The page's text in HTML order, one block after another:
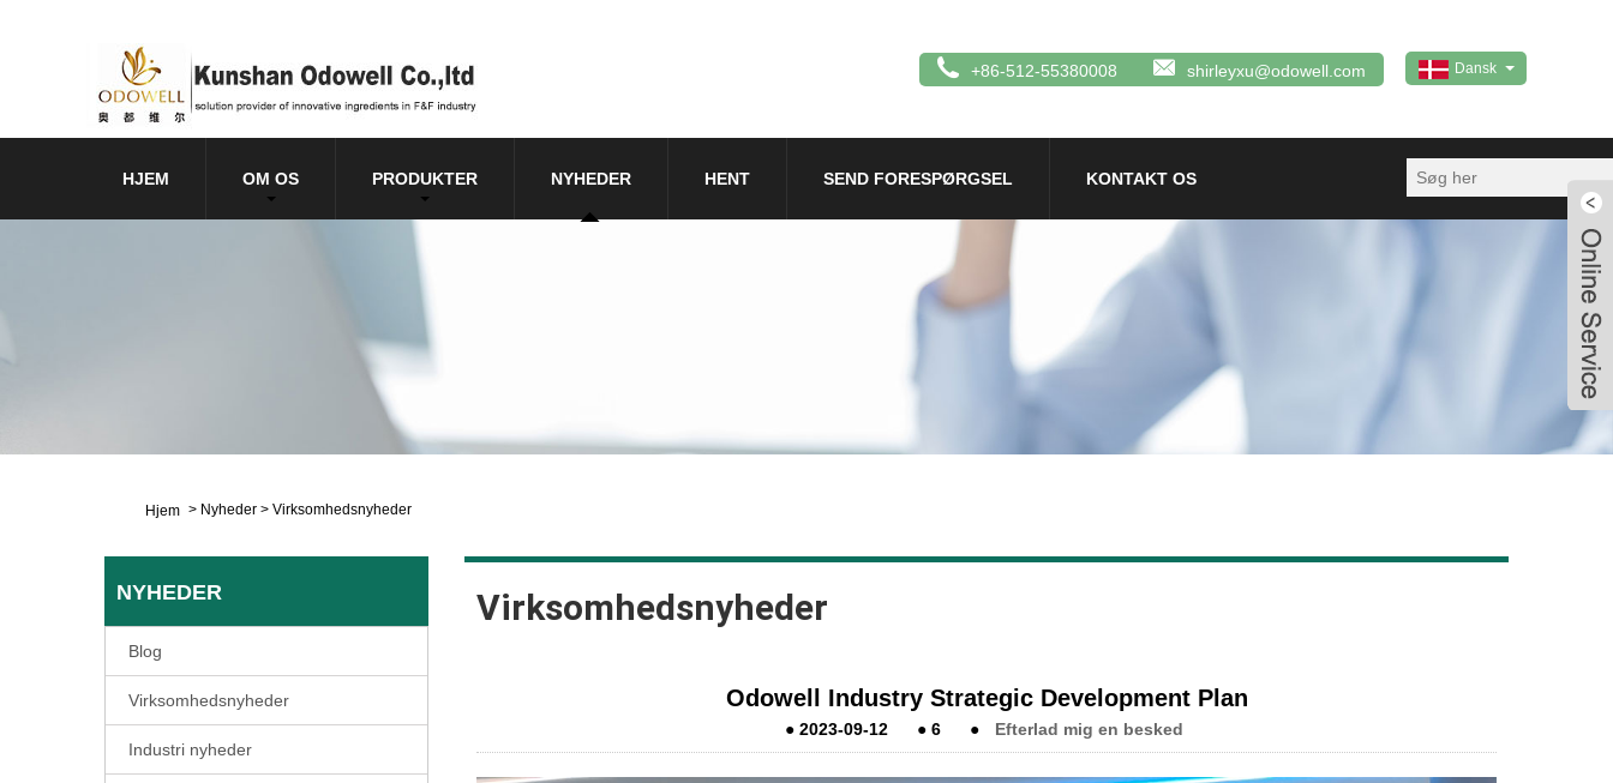
Dansk
+86-512-55380008 shirleyxu@odowell.com
HJEM OM OS PRODUKTER NYHEDER HENT SEND FORESPØRGSEL KONTAKT OS
Hjem > Nyheder > Virksomhedsnyheder
NYHEDER
Blog
Virksomhedsnyheder
Industri nyheder
Virksomhedsnyheder
Odowell Industry Strategic Development Plan
●2023-09-12 ●6 ● Efterlad mig en besked